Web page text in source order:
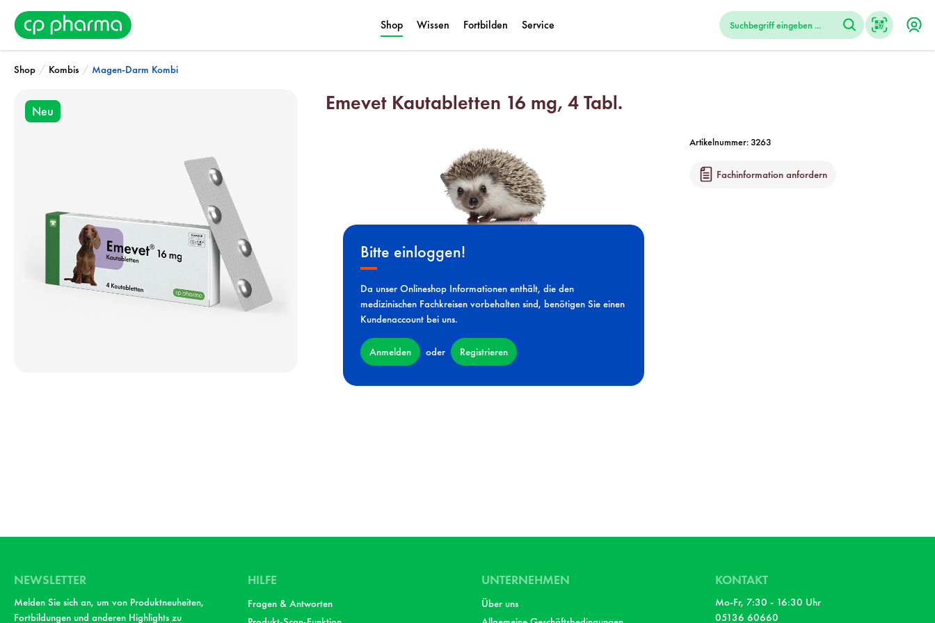
Shop Wissen Fortbilden Service
Shop / Kombis / Magen-Darm Kombi
Neu Emevet Kautabletten 16 mg, 4 Tabl.
Bitte einloggen!
Da unser Onlineshop Informationen enthält, die den
medizinischen Fachkreisen vorbehalten sind, benötigen Sie einen
Kundenaccount bei uns.
Anmelden oder Registrieren
Artikelnummer:3263
Fachinformation anfordern
NEWSLETTER
Melden Sie sich an, um von Produktneuheiten,
Fortbildungen und anderen Highlights zu
HILFE
Fragen & Antworten
UNTERNEHMEN
Über uns
KONTAKT
Mo-Fr, 7:30 - 16:30 Uhr
05136 60660